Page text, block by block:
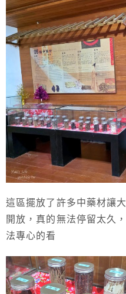
這區擺放了許多中藥材讓
開放，真的無法停留太久
法專心的看